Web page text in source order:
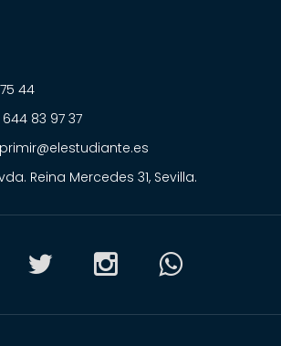
44
83 97 37
Reina Mercedes 31, Sevilla.